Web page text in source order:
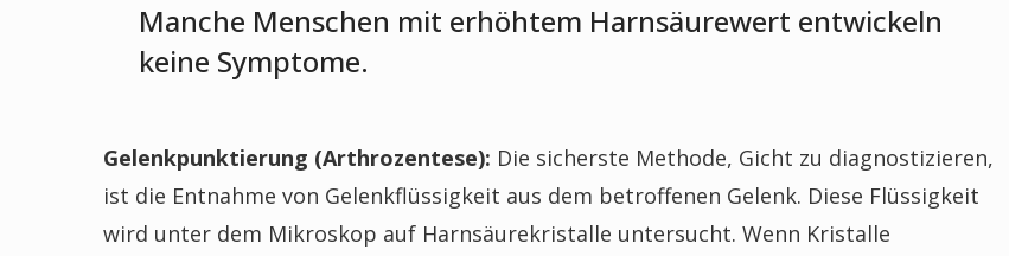
Manche Menschen mit erhöhtem Harnsäurewert entwickeln
keine Symptome.
Gelenkpunktierung (Arthrozentese): Die sicherste Methode, Gicht zu diagnostizieren,
ist die Entnahme von Gelenkflüssigkeit aus dem betroffenen Gelenk. Diese Flüssigkeit
wird unter dem Mikroskop auf Harnsäurekristalle untersucht. Wenn Kristalle